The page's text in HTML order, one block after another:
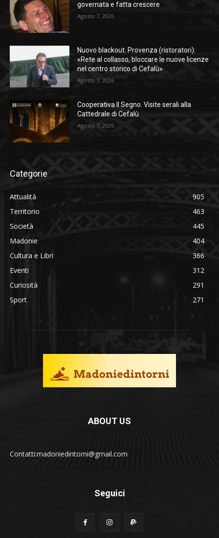
governata e fatta crescere
Agosto 7, 2026
Nuovo blackout. Provenza (ristoratori):
«Rete al collasso, bloccare le nuove licenze
nel centro storico di Cefalù»
Agosto 7, 2026
Cooperativa Il Segno. Visite serali alla
Cattedrale di Cefalù
Agosto 7, 2026
Categorie
Attualità
905
Territorio
463
Società
445
Madonie
404
Cultura e Libri
366
Eventi
312
Curiosità
291
Sport
271
ABOUT US
Contatti:madoniedintorni@gmail.com
Seguici